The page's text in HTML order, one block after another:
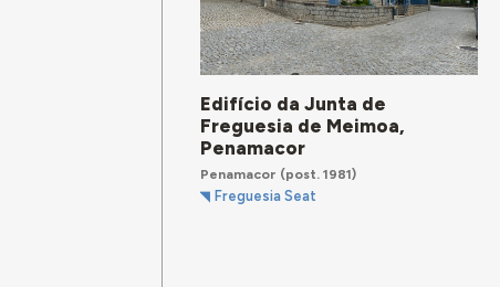
Edifício da Junta de
Freguesia de Meimoa,
Penamacor
Penamacor (post. 1981)
Freguesia Seat